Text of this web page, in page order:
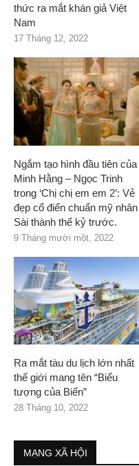
thức ra mắt khán giả Việt
Nam
17 Tháng 12, 2022
Ngắm tạo hình đầu tiên của
Minh Hằng – Ngọc Trinh
trong ‘Chị chị em em 2’: Vẻ
đẹp cổ điển chuẩn mỹ nhân
Sài thành thế kỷ trước.
9 Tháng mười một, 2022
Ra mắt tàu du lịch lớn nhất
thế giới mang tên “Biểu
tượng của Biển”
28 Tháng 10, 2022
MẠNG XÃ HỘI